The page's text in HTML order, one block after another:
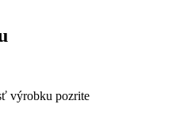
výrobku pozrite